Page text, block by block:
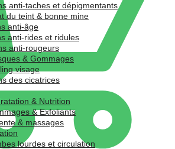
anti-taches et dépigmentants
du teint & bonne mine
anti-âge
anti-rides et ridules
anti-rougeurs
& Gommages
visage
des cicatrices
& Nutrition
& Exfoliants
& massages
lourdes et circulation